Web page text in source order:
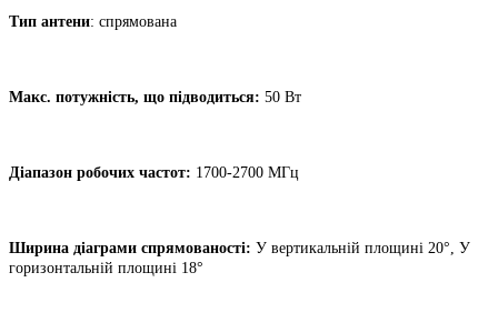
Тип антени: спрямована
Макс. потужність, що підводиться: 50 Вт
Діапазон робочих частот: 1700-2700 МГц
Ширина діаграми спрямованості: У вертикальній площині 20°, У
горизонтальній площині 18°